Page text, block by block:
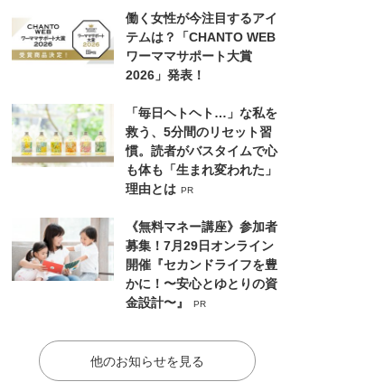
働く女性が今注目するアイ
テムは？「CHANTO WEB
ワーママサポート大賞
2026」発表！
「毎日ヘトヘト…」な私を
救う、5分間のリセット習
慣。読者がバスタイムで心
も体も「生まれ変われた」
理由とは PR
《無料マネー講座》参加者
募集！7月29日オンライン
開催『セカンドライフを豊
かに！〜安心とゆとりの資
金設計〜』
PR
他のお知らせを見る